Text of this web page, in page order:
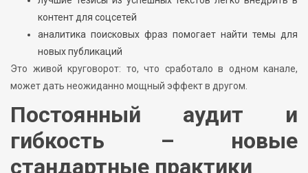
контент для соцсетей
аналитика поисковых фраз помогает найти темы для
новых публикаций
Это живой круговорот: то, что сработало в одном канале,
может дать неожиданно мощный эффект в другом.
Постоянный аудит и
гибкость – новые
стандартные практики